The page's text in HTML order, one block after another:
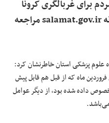
برای غربالگری کرونا
به سامانه salamat.gov.ir مراجعه
پزشکی استان خاطرنشان کرد:
فروردین ماه که از قبل هم قابل پیش
داده شده بود، از دیگر عوامل